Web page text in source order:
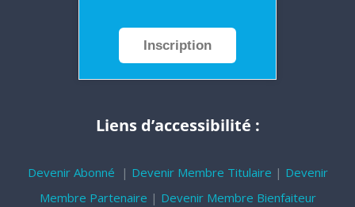
Inscription
Liens d’accessibilité :
Devenir Abonné | Devenir Membre Titulaire | Devenir
Membre Partenaire | Devenir Membre Bienfaiteur